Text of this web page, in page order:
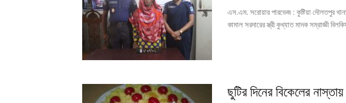
এস.এম. সরোয়ার পারভেজ : কুষ্টিয়া দৌলতপুর
কামাল সরদারের স্ত্রী কুখ্যাত মাদক সম্রাজ্ঞী
ছুটির দিনের বিকেলের